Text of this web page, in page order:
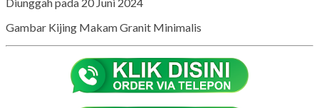
Diunggah pada 20 Juni 2024
Gambar Kijing Makam Granit Minimalis